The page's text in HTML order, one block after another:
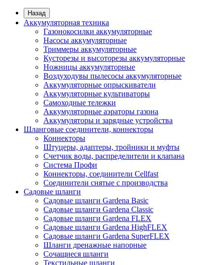
Назад
Аккумуляторная техника
Газонокосилки аккумуляторные
Насосы аккумуляторные
Триммеры аккумуляторные
Кусторезы и высоторезы аккумуляторные
Ножницы аккумуляторные
Воздуходувы пылесосы аккумуляторные
Аккумуляторные опрыскиватели
Аккумуляторные культиваторы
Самоходные тележки
Аккумуляторные аэраторы газона
Аккумуляторы и зарядные устройства
Шланговые соединители, коннекторы
Коннекторы
Штуцеры, адаптеры, тройники и муфты
Счетчик воды, распределители и клапана
Система Профи
Коннекторы, соединители Cellfast
Соединители снятые с производства
Садовые шланги
Садовые шланги Gardena Basic
Садовые шланги Gardena Classic
Садовые шланги Gardena FLEX
Садовые шланги Gardena HighFLEX
Садовые шланги Gardena SuperFLEX
Шланги дренажные напорные
Сочащиеся шланги
Текстильные шланги